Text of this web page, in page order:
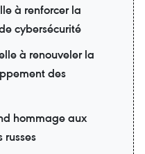
à renforcer la
cybersécurité
à renouveler la
des
hommage aux
russes